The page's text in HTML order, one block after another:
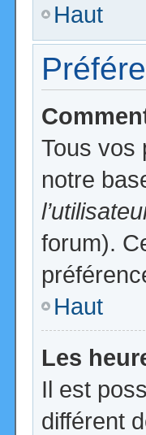
Haut
Tous vos
notre
forum).
Haut
Les
Il est
différent